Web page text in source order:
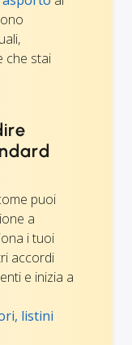
che stai
puoi
a
i tuoi
accordi
e inizia a
listini